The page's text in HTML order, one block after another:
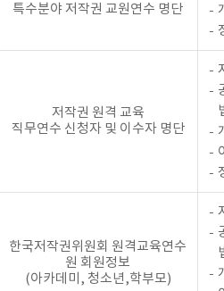
특수분야 저작권 교원연수 명단
저작권 원격 교육
직무연수 신청자 및 이수자 명단
한국저작권위원회 원격교육연수
원 회원정보
(아카데미, 청소년,학부모)